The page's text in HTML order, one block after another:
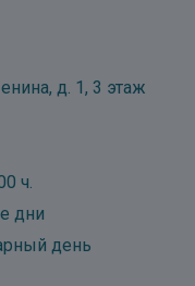
д. 1, 3 этаж
ч.
дни
день